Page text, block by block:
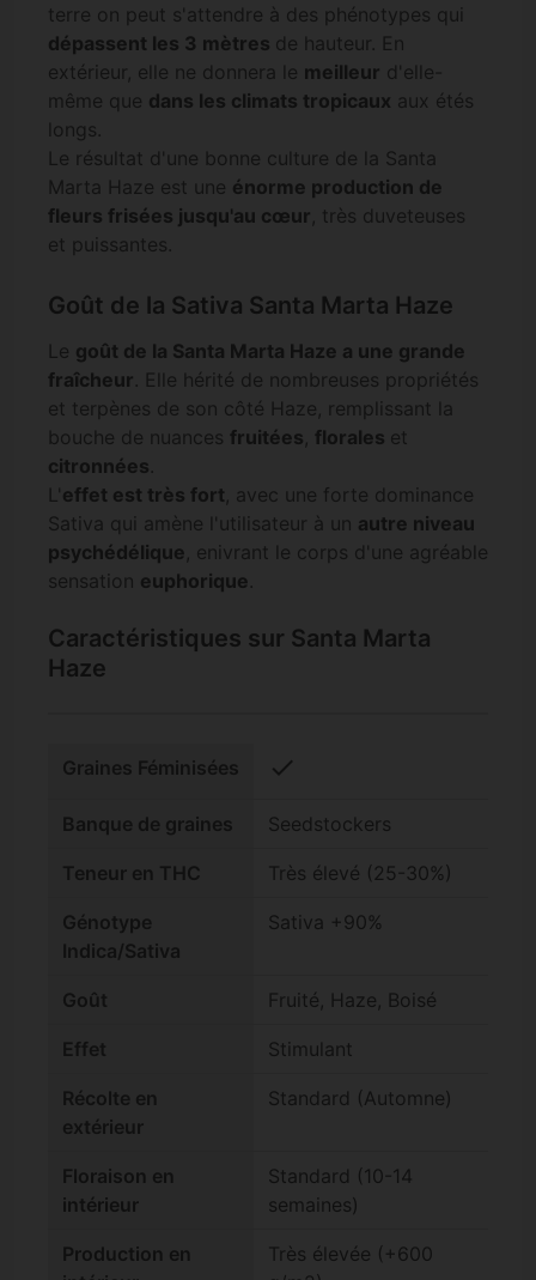
terre on peut s'attendre à des phénotypes qui
dépassent les 3 mètres de hauteur. En
extérieur, elle ne donnera le meilleur d'elle-
même que dans les climats tropicaux aux étés
longs.
Le résultat d'une bonne culture de la Santa
Marta Haze est une énorme production de
fleurs frisées jusqu'au cœur, très duveteuses
et puissantes.
Goût de la Sativa Santa Marta Haze
Le goût de la Santa Marta Haze a une grande
fraîcheur. Elle hérité de nombreuses propriétés
et terpènes de son côté Haze, remplissant la
bouche de nuances fruitées, florales et
citronnées.
L' effet est très fort, avec une forte dominance
Sativa qui amène l'utilisateur à un autre niveau
psychédélique, enivrant le corps d'une agréable
sensation euphorique.
Caractéristiques sur Santa Marta
Haze
Graines Féminisées check
Banque de graines Seedstockers
Teneur en THC Très élevé (25-30%)
Génotype
Indica/Sativa
Sativa +90%
Goût Fruité, Haze, Boisé
Effet Stimulant
Récolte en
extérieur
Standard (Automne)
Floraison en
intérieur
Standard (10-14
semaines)
Production en
Très élevée (+600